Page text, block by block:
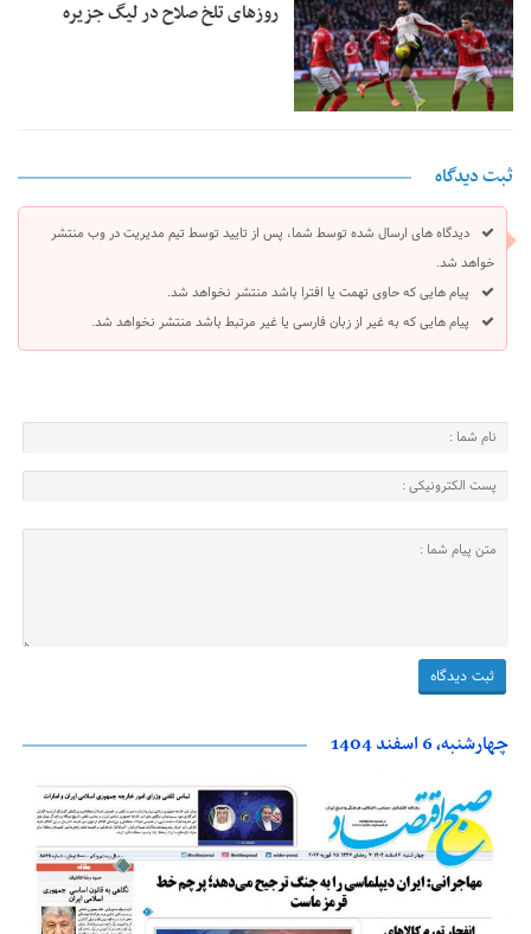
روزهای تلخ صلاح در لیگ جزیره
ثبت دیدگاه
دیدگاه های ارسال شده توسط شما، پس از تایید توسط تیم مدیریت در وب منتشر
خواهد شد.
پیام هایی که حاوی تهمت یا افترا باشد منتشر نخواهد شد.
پیام هایی که به غیر از زبان فارسی یا غیر مرتبط باشد منتشر نخواهد شد.
چهارشنبه، 6 اسفند 1404